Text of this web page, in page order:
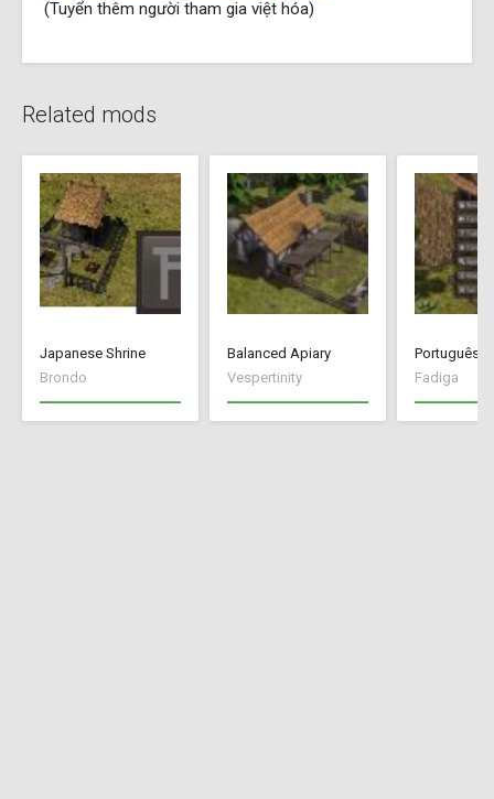
(Tuyển thêm người tham gia việt hóa)
Related mods
Japanese Shrine
Brondo
Balanced Apiary
Vespertinity
Português
Fadiga